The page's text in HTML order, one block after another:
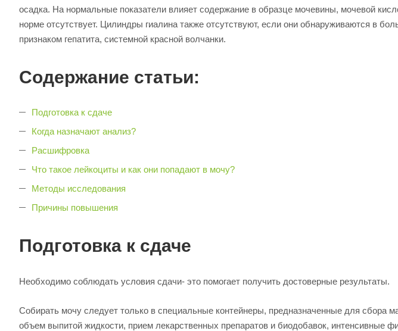
осадка. На нормальные показатели влияет содержание в образце мочевины, мочевой
норме отсутствует. Цилиндры гиалина также отсутствуют, если они обнаруживаются в
признаком гепатита, системной красной волчанки.
Содержание статьи:
Подготовка к сдаче
Когда назначают анализ?
Расшифровка
Что такое лейкоциты и как они попадают в мочу?
Методы исследования
Причины повышения
Подготовка к сдаче
Необходимо соблюдать условия сдачи- это помогает получить достоверные результаты.
Собирать мочу следует только в специальные контейнеры, предназначенные для сбора
объем выпитой жидкости, прием лекарственных препаратов и биодобавок, интенсивные